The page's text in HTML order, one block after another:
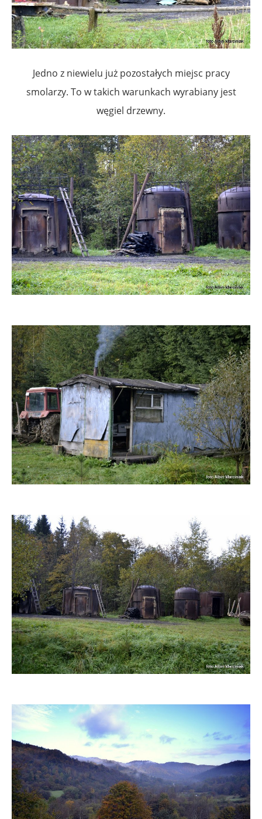
Jedno z niewielu już pozostałych miejsc pracy
smolarzy. To w takich warunkach wyrabiany jest
węgiel drzewny.